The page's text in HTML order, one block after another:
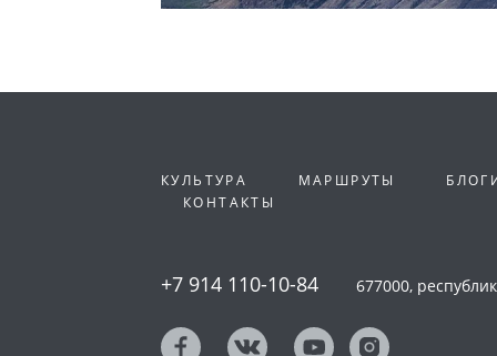
КУЛЬТУРА МАРШРУТЫ
КОНТАКТЫ
+7 914 110-10-84 677000,